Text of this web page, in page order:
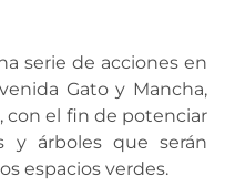
serie de acciones en
Gato y Mancha,
con el fin de potenciar
y árboles que serán
espacios verdes.